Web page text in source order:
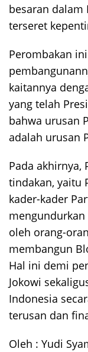
besaran dalam
terseret
Perombakan
kaitannya
yang telah
bahwa urusan
adalah urusan
Pada akhirnya,
tindakan, yaitu
kader-kader
oleh orang-
membangun
Hal ini demi
Jokowi
Indonesia
terusan dan
Oleh : Yudi